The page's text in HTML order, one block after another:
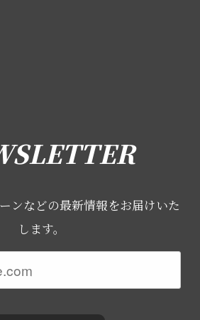
ンなどの最新情報をお届けいた
します。